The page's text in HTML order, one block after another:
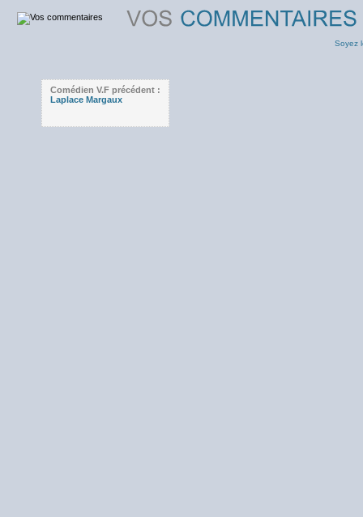
Soyez
Comédien V.F précédent :
Laplace Margaux